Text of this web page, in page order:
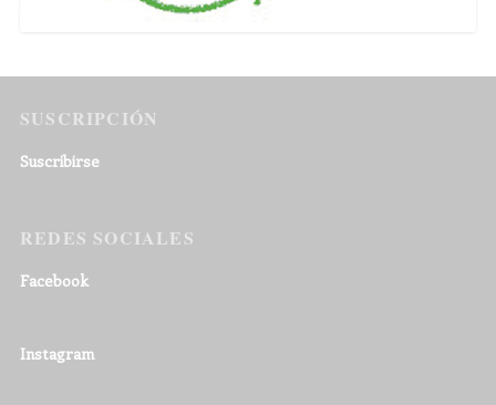
SUSCRIPCIÓN
Suscribirse
REDES SOCIALES
Facebook
Instagram